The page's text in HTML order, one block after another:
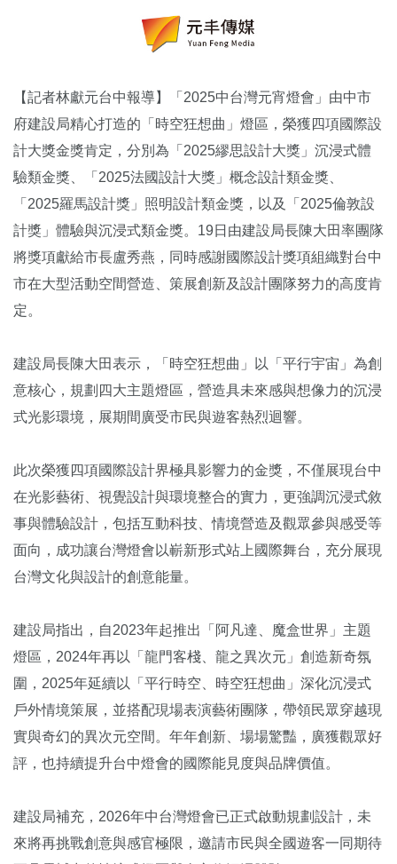
【記者林獻元台中報導】「2025中台灣元宵燈會」由中市
府建設局精心打造的「時空狂想曲」燈區，榮獲四項國際設
計大獎金獎肯定，分別為「2025繆思設計大獎」沉浸式體
驗類金獎、「2025法國設計大獎」概念設計類金獎、
「2025羅馬設計獎」照明設計類金獎，以及「2025倫敦設
計獎」體驗與沉浸式類金獎。19日由建設局長陳大田率團隊
將獎項獻給市長盧秀燕，同時感謝國際設計獎項組織對台中
市在大型活動空間營造、策展創新及設計團隊努力的高度肯
定。
建設局長陳大田表示，「時空狂想曲」以「平行宇宙」為創
意核心，規劃四大主題燈區，營造具未來感與想像力的沉浸
式光影環境，展期間廣受市民與遊客熱烈迴響。
此次榮獲四項國際設計界極具影響力的金獎，不僅展現台中
在光影藝術、視覺設計與環境整合的實力，更強調沉浸式敘
事與體驗設計，包括互動科技、情境營造及觀眾參與感受等
面向，成功讓台灣燈會以嶄新形式站上國際舞台，充分展現
台灣文化與設計的創意能量。
建設局指出，自2023年起推出「阿凡達、魔盒世界」主題
燈區，2024年再以「龍門客棧、龍之異次元」創造新奇氛
圍，2025年延續以「平行時空、時空狂想曲」深化沉浸式
戶外情境策展，並搭配現場表演藝術團隊，帶領民眾穿越現
實與奇幻的異次元空間。年年創新、場場驚豔，廣獲觀眾好
評，也持續提升台中燈會的國際能見度與品牌價值。
建設局補充，2026年中台灣燈會已正式啟動規劃設計，未
來將再挑戰創意與感官極限，邀請市民與全國遊客一同期待